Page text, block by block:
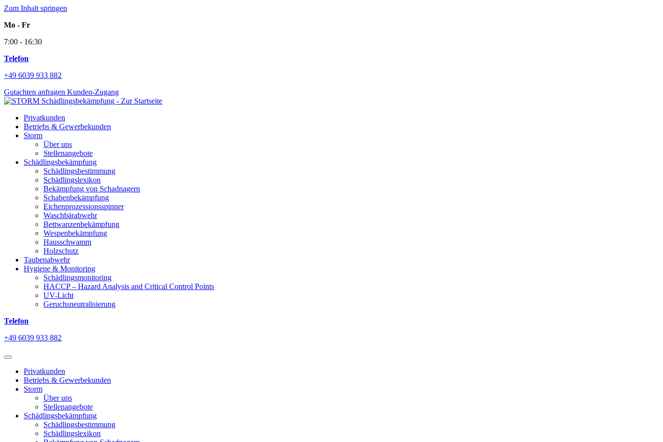
Zum Inhalt springen
Mo - Fr
7:00 - 16:30
Telefon
+49 6039 933 882
Gutachten anfragen Kunden-Zugang
Privatkunden
Betriebs & Gewerbekunden
Storm
Über uns
Stellenangebote
Schädlingsbekämpfung
Schädlingsbestimmung
Schädlingslexikon
Bekämpfung von Schadnagern
Schabenbekämpfung
Eichenprozessionsspinner
Waschbärabwehr
Bettwanzenbekämpfung
Wespenbekämpfung
Hausschwamm
Holzschutz
Taubenabwehr
Hygiene & Monitoring
Schädlingsmonitoring
HACCP – Hazard Analysis and Critical Control Points
UV-Licht
Geruchsneutralisierung
Telefon
+49 6039 933 882
Privatkunden
Betriebs & Gewerbekunden
Storm
Über uns
Stellenangebote
Schädlingsbekämpfung
Schädlingsbestimmung
Schädlingslexikon